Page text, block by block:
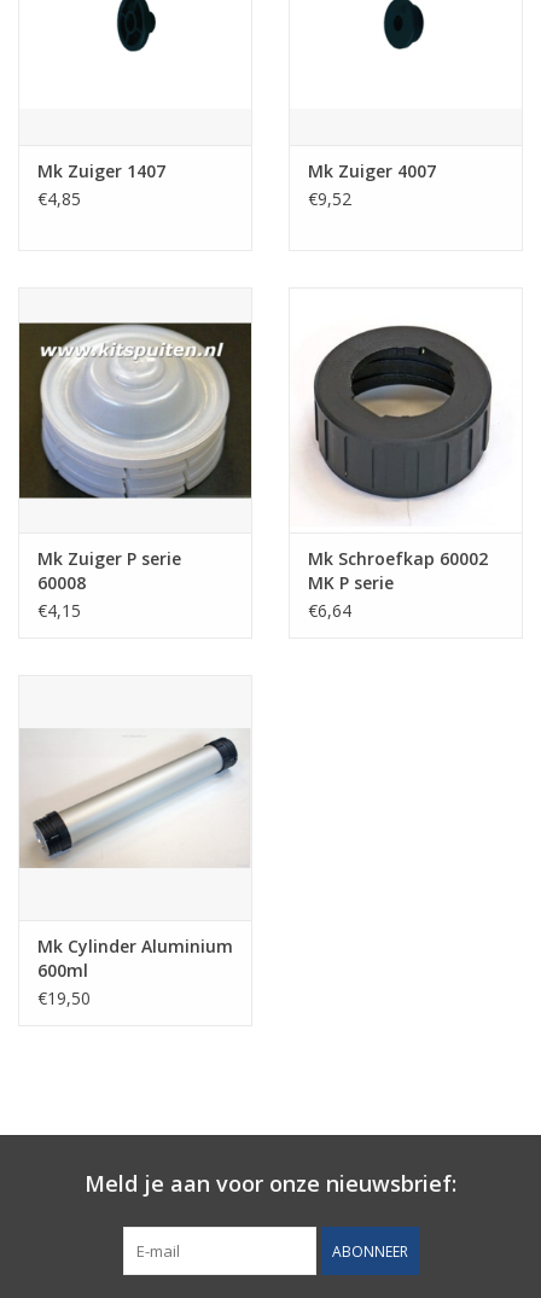
Mk Zuiger 1407
€4,85
Mk Zuiger 4007
€9,52
Mk Zuiger P serie
60008
€4,15
Mk Schroefkap 60002
MK P serie
€6,64
Mk Cylinder Aluminium
600ml
€19,50
Meld je aan voor onze nieuwsbrief:
ABONNEER